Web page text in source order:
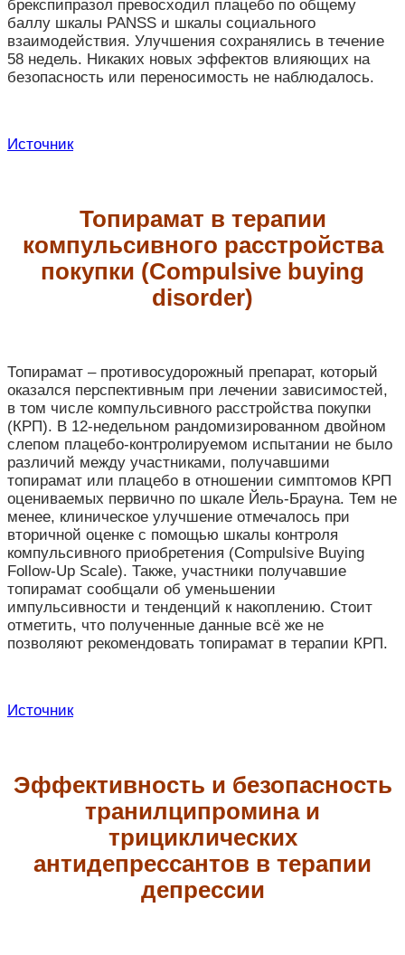
брекспипразол превосходил плацебо по общему
баллу шкалы PANSS и шкалы социального
взаимодействия. Улучшения сохранялись в течение
58 недель. Никаких новых эффектов влияющих на
безопасность или переносимость не наблюдалось.
Источник
Топирамат в терапии
компульсивного расстройства
покупки (Compulsive buying
disorder)
Топирамат – противосудорожный препарат, который
оказался перспективным при лечении зависимостей,
в том числе компульсивного расстройства покупки
(КРП). В 12-недельном рандомизированном двойном
слепом плацебо-контролируемом испытании не было
различий между участниками, получавшими
топирамат или плацебо в отношении симптомов КРП
оцениваемых первично по шкале Йель-Брауна. Тем не
менее, клиническое улучшение отмечалось при
вторичной оценке с помощью шкалы контроля
компульсивного приобретения (Compulsive Buying
Follow-Up Scale). Также, участники получавшие
топирамат сообщали об уменьшении
импульсивности и тенденций к накоплению. Стоит
отметить, что полученные данные всё же не
позволяют рекомендовать топирамат в терапии КРП.
Источник
Эффективность и безопасность
транилципромина и
трициклических
антидепрессантов в терапии
депрессии